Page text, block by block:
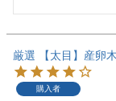
厳選 【太目】産卵
購入者